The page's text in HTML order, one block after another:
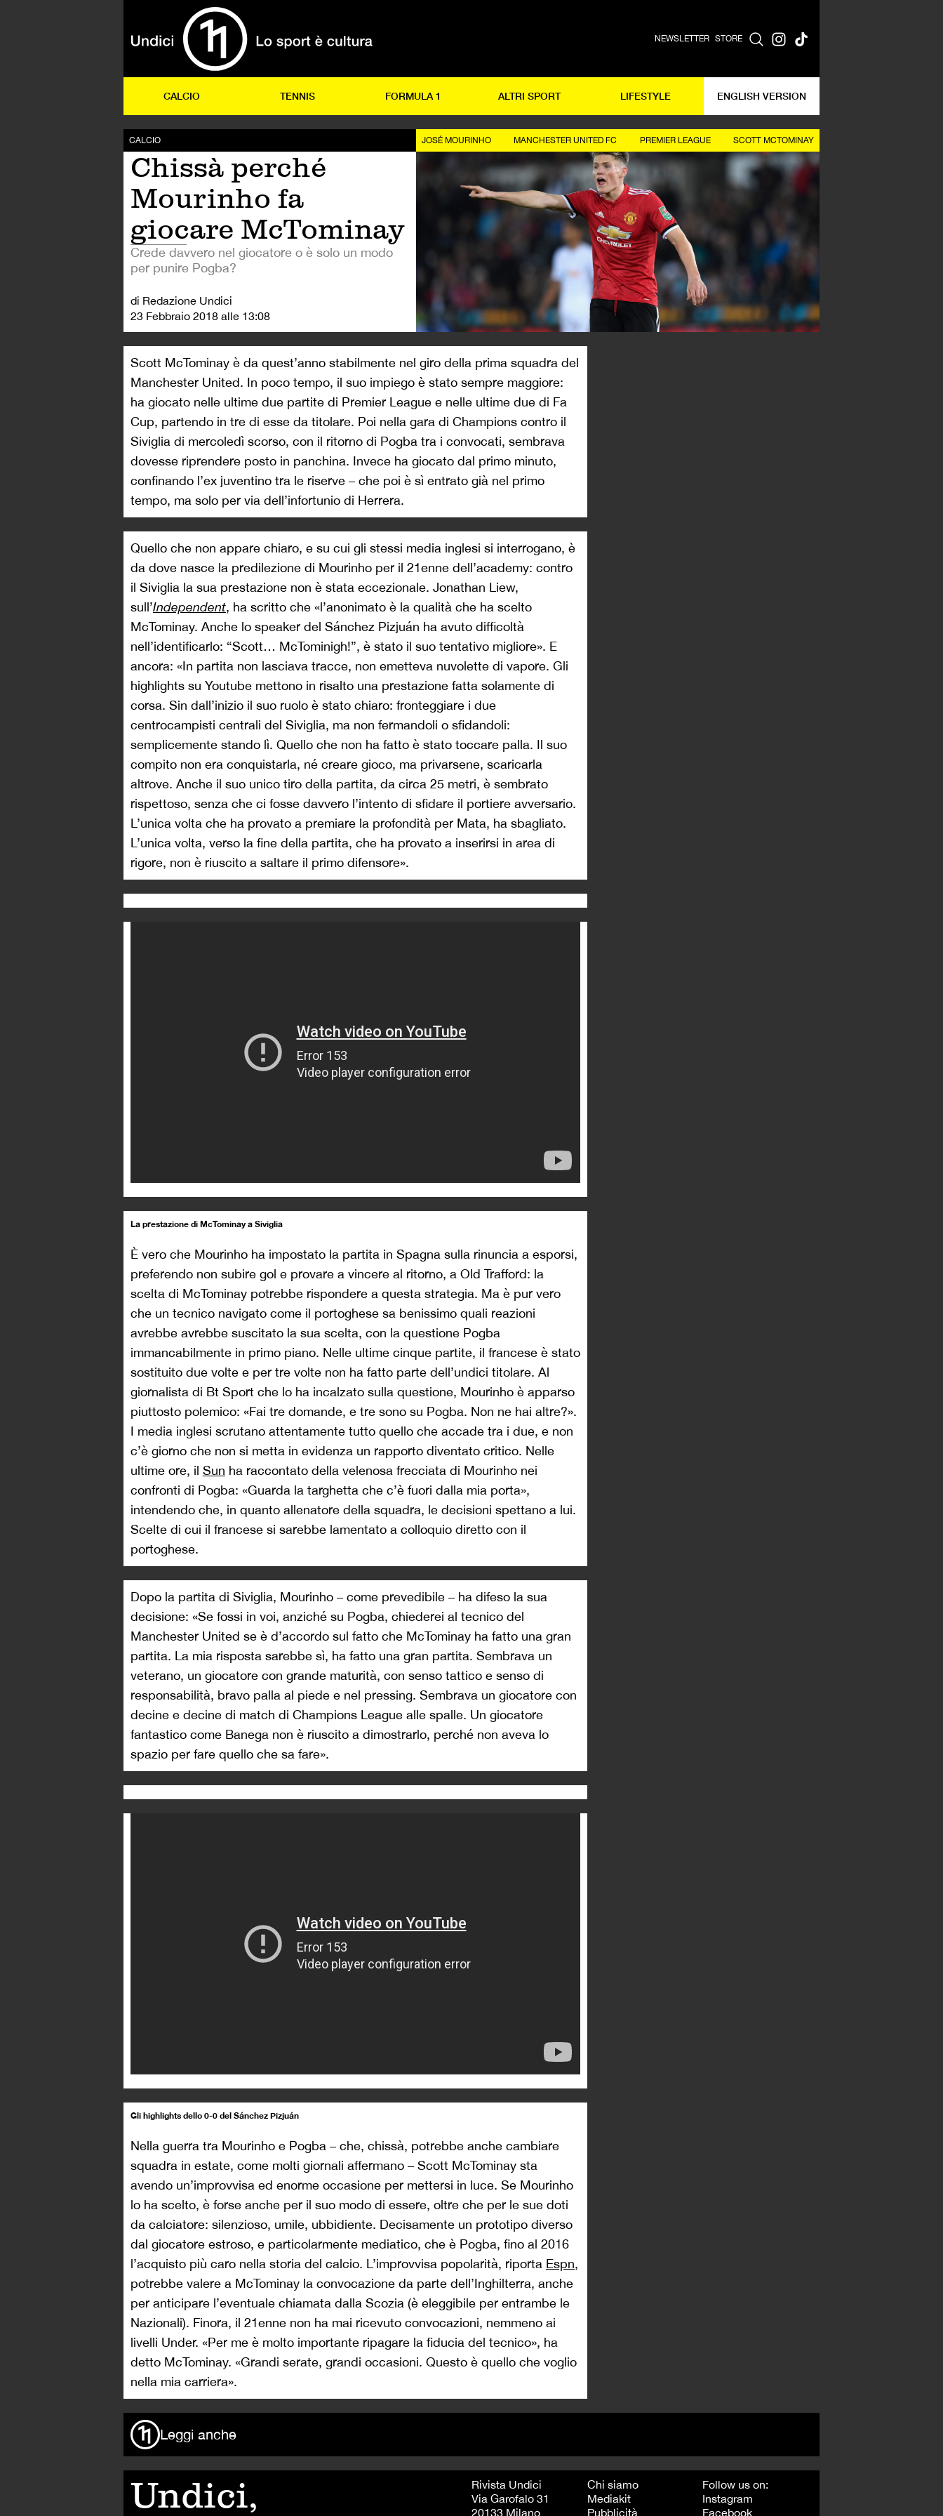
NEWSLETTER STORE
CALCIO TENNIS FORMULA 1 ALTRI SPORT LIFESTYLE ENGLISH VERSION
CALCIO
Chissà perché
Mourinho fa
giocare McTominay
Crede davvero nel giocatore o è solo un modo
per punire Pogba?
di Redazione Undici
23 Febbraio 2018 alle 13:08
JOSÉ MOURINHO MANCHESTER UNITED FC PREMIER LEAGUE SCOTT MCTOMINAY
Scott McTominay è da quest’anno stabilmente nel giro della prima squadra del
Manchester United. In poco tempo, il suo impiego è stato sempre maggiore:
ha giocato nelle ultime due partite di Premier League e nelle ultime due di Fa
Cup, partendo in tre di esse da titolare. Poi nella gara di Champions contro il
Siviglia di mercoledì scorso, con il ritorno di Pogba tra i convocati, sembrava
dovesse riprendere posto in panchina. Invece ha giocato dal primo minuto,
confinando l’ex juventino tra le riserve – che poi è sì entrato già nel primo
tempo, ma solo per via dell’infortunio di Herrera.
Quello che non appare chiaro, e su cui gli stessi media inglesi si interrogano, è
da dove nasce la predilezione di Mourinho per il 21enne dell’academy: contro
il Siviglia la sua prestazione non è stata eccezionale. Jonathan Liew,
sull’Independent, ha scritto che «l’anonimato è la qualità che ha scelto
McTominay. Anche lo speaker del Sánchez Pizjuán ha avuto difficoltà
nell’identificarlo: “Scott… McTominigh!”, è stato il suo tentativo migliore». E
ancora: «In partita non lasciava tracce, non emetteva nuvolette di vapore. Gli
highlights su Youtube mettono in risalto una prestazione fatta solamente di
corsa. Sin dall’inizio il suo ruolo è stato chiaro: fronteggiare i due
centrocampisti centrali del Siviglia, ma non fermandoli o sfidandoli:
semplicemente stando lì. Quello che non ha fatto è stato toccare palla. Il suo
compito non era conquistarla, né creare gioco, ma privarsene, scaricarla
altrove. Anche il suo unico tiro della partita, da circa 25 metri, è sembrato
rispettoso, senza che ci fosse davvero l’intento di sfidare il portiere avversario.
L’unica volta che ha provato a premiare la profondità per Mata, ha sbagliato.
L’unica volta, verso la fine della partita, che ha provato a inserirsi in area di
rigore, non è riuscito a saltare il primo difensore».
La prestazione di McTominay a Siviglia
È vero che Mourinho ha impostato la partita in Spagna sulla rinuncia a esporsi,
preferendo non subire gol e provare a vincere al ritorno, a Old Trafford: la
scelta di McTominay potrebbe rispondere a questa strategia. Ma è pur vero
che un tecnico navigato come il portoghese sa benissimo quali reazioni
avrebbe avrebbe suscitato la sua scelta, con la questione Pogba
immancabilmente in primo piano. Nelle ultime cinque partite, il francese è stato
sostituito due volte e per tre volte non ha fatto parte dell’undici titolare. Al
giornalista di Bt Sport che lo ha incalzato sulla questione, Mourinho è apparso
piuttosto polemico: «Fai tre domande, e tre sono su Pogba. Non ne hai altre?».
I media inglesi scrutano attentamente tutto quello che accade tra i due, e non
c’è giorno che non si metta in evidenza un rapporto diventato critico. Nelle
ultime ore, il Sun ha raccontato della velenosa frecciata di Mourinho nei
confronti di Pogba: «Guarda la targhetta che c’è fuori dalla mia porta»,
intendendo che, in quanto allenatore della squadra, le decisioni spettano a lui.
Scelte di cui il francese si sarebbe lamentato a colloquio diretto con il
portoghese.
Dopo la partita di Siviglia, Mourinho – come prevedibile – ha difeso la sua
decisione: «Se fossi in voi, anziché su Pogba, chiederei al tecnico del
Manchester United se è d’accordo sul fatto che McTominay ha fatto una gran
partita. La mia risposta sarebbe sì, ha fatto una gran partita. Sembrava un
veterano, un giocatore con grande maturità, con senso tattico e senso di
responsabilità, bravo palla al piede e nel pressing. Sembrava un giocatore con
decine e decine di match di Champions League alle spalle. Un giocatore
fantastico come Banega non è riuscito a dimostrarlo, perché non aveva lo
spazio per fare quello che sa fare».
Gli highlights dello 0-0 del Sánchez Pizjuán
Nella guerra tra Mourinho e Pogba – che, chissà, potrebbe anche cambiare
squadra in estate, come molti giornali affermano – Scott McTominay sta
avendo un’improvvisa ed enorme occasione per mettersi in luce. Se Mourinho
lo ha scelto, è forse anche per il suo modo di essere, oltre che per le sue doti
da calciatore: silenzioso, umile, ubbidiente. Decisamente un prototipo diverso
dal giocatore estroso, e particolarmente mediatico, che è Pogba, fino al 2016
l’acquisto più caro nella storia del calcio. L’improvvisa popolarità, riporta Espn,
potrebbe valere a McTominay la convocazione da parte dell’Inghilterra, anche
per anticipare l’eventuale chiamata dalla Scozia (è eleggibile per entrambe le
Nazionali). Finora, il 21enne non ha mai ricevuto convocazioni, nemmeno ai
livelli Under. «Per me è molto importante ripagare la fiducia del tecnico», ha
detto McTominay. «Grandi serate, grandi occasioni. Questo è quello che voglio
nella mia carriera».
Leggi anche
Undici,
Rivista Undici
Via Garofalo 31
20133 Milano
Chi siamo
Mediakit
Pubblicità
Follow us on:
Instagram
Facebook